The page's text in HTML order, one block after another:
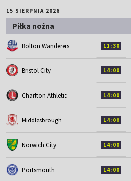
15 SIERPNIA 2026
Piłka nożna
Bolton Wanderers 11:30
Bristol City 14:00
Charlton Athletic 14:00
Middlesbrough 14:00
Norwich City 14:00
Portsmouth 14:00